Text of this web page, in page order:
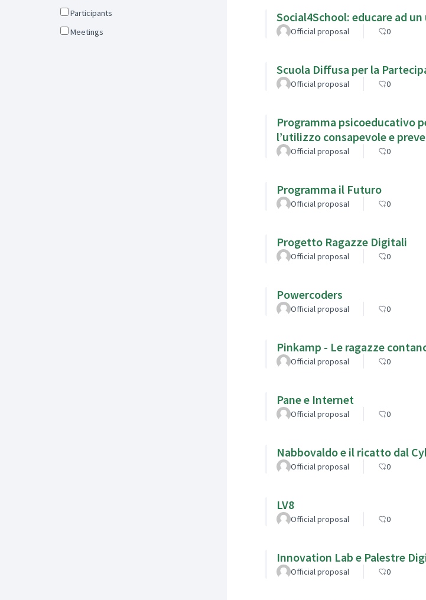
Participants
Meetings
Social4School: educare ad
Official proposal 0
Scuola Diffusa per la
Official proposal 0
Programma psicoeducativo
l’utilizzo consapevole e
Official proposal 0
Programma il Futuro
Official proposal 0
Progetto Ragazze Digitali
Official proposal 0
Powercoders
Official proposal 0
Pinkamp - Le ragazze
Official proposal 0
Pane e Internet
Official proposal 0
Nabbovaldo e il ricatto dal
Official proposal 0
LV8
Official proposal 0
Innovation Lab e Palestre
Official proposal 0